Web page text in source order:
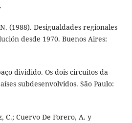
(1988). Desigualdades regionales
desde 1970. Buenos Aires:
dividido. Os dois circuitos da
subdesenvolvidos. São Paulo:
C.; Cuervo De Forero, A. y